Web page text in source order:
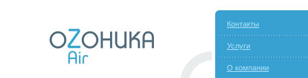
Контакты
Услуги
О компании